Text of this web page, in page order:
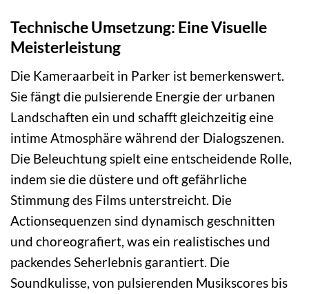
Technische Umsetzung: Eine Visuelle
Meisterleistung
Die Kameraarbeit in Parker ist bemerkenswert.
Sie fängt die pulsierende Energie der urbanen
Landschaften ein und schafft gleichzeitig eine
intime Atmosphäre während der Dialogszenen.
Die Beleuchtung spielt eine entscheidende Rolle,
indem sie die düstere und oft gefährliche
Stimmung des Films unterstreicht. Die
Actionsequenzen sind dynamisch geschnitten
und choreografiert, was ein realistisches und
packendes Seherlebnis garantiert. Die
Soundkulisse, von pulsierenden Musikscores bis